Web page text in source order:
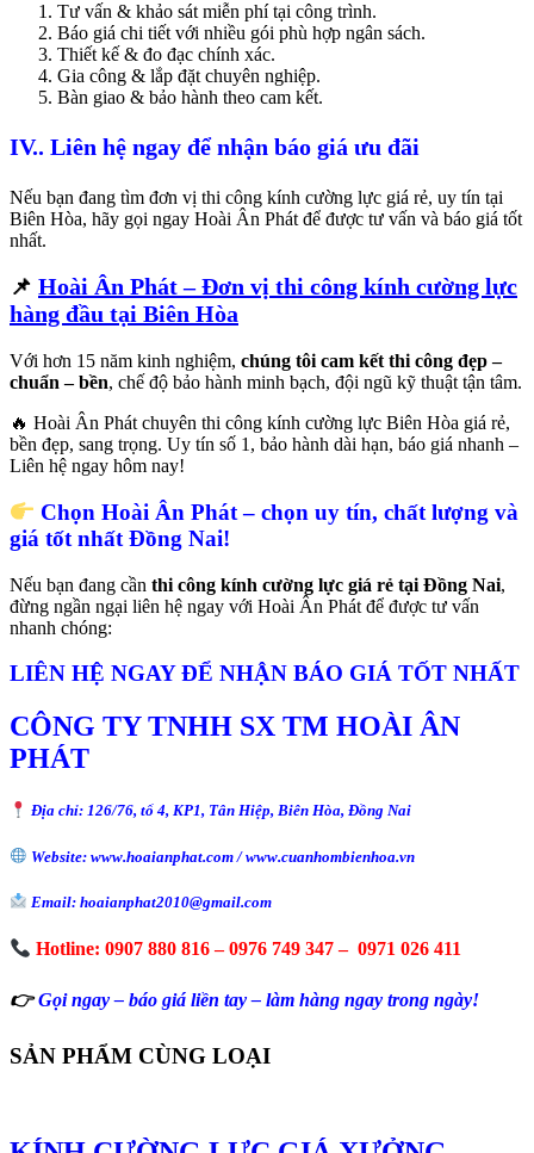
Tư vấn & khảo sát miễn phí tại công trình.
Báo giá chi tiết với nhiều gói phù hợp ngân sách.
Thiết kế & đo đạc chính xác.
Gia công & lắp đặt chuyên nghiệp.
Bàn giao & bảo hành theo cam kết.
IV.. Liên hệ ngay để nhận báo giá ưu đãi
Nếu bạn đang tìm đơn vị thi công kính cường lực giá rẻ, uy tín tại
Biên Hòa, hãy gọi ngay Hoài Ân Phát để được tư vấn và báo giá tốt
nhất.
📌 Hoài Ân Phát – Đơn vị thi công kính cường lực
hàng đầu tại Biên Hòa
Với hơn 15 năm kinh nghiệm, chúng tôi cam kết thi công đẹp –
chuẩn – bền, chế độ bảo hành minh bạch, đội ngũ kỹ thuật tận tâm.
🔥 Hoài Ân Phát chuyên thi công kính cường lực Biên Hòa giá rẻ,
bền đẹp, sang trọng. Uy tín số 1, bảo hành dài hạn, báo giá nhanh –
Liên hệ ngay hôm nay!
Chọn Hoài Ân Phát – chọn uy tín, chất lượng và
giá tốt nhất Đồng Nai!
Nếu bạn đang cần thi công kính cường lực giá rẻ tại Đồng Nai,
đừng ngần ngại liên hệ ngay với Hoài Ân Phát để được tư vấn
nhanh chóng:
LIÊN HỆ NGAY ĐỂ NHẬN BÁO GIÁ TỐT NHẤT
CÔNG TY TNHH SX TM HOÀI ÂN
PHÁT
Địa chỉ: 126/76, tổ 4, KP1, Tân Hiệp, Biên Hòa, Đồng Nai
Website: www.hoaianphat.com / www.cuanhombienhoa.vn
Email: hoaianphat2010@gmail.com
Hotline: 0907 880 816 – 0976 749 347 – 0971 026 411
👉Gọi ngay – báo giá liền tay – làm hàng ngay trong ngày!
SẢN PHẨM CÙNG LOẠI